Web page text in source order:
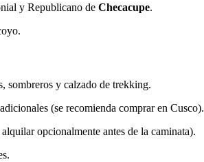
y Republicano de Checacupe.
sombreros y calzado de trekking.
(se recomienda comprar en Cusco).
opcionalmente antes de la caminata).